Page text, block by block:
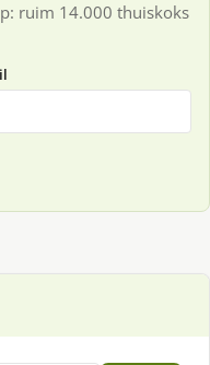
ruim 14.000 thuiskoks